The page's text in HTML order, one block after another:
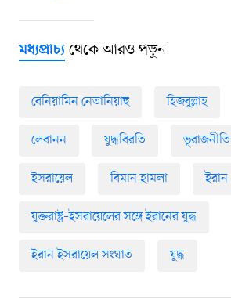
মধ্যপ্রাচ্যথেকে আরও পড়ুন
বেনিয়ামিন নেতানিয়াহু হিজবুল্লাহ
লেবানন যুদ্ধবিরতি ভূরাজনীতি
ইসরায়েল বিমান হামলা ইরান
যুক্তরাষ্ট্র–ইসরায়েলের সঙ্গে ইরানের যুদ্ধ
ইরান ইসরায়েল সংঘাত যুদ্ধ